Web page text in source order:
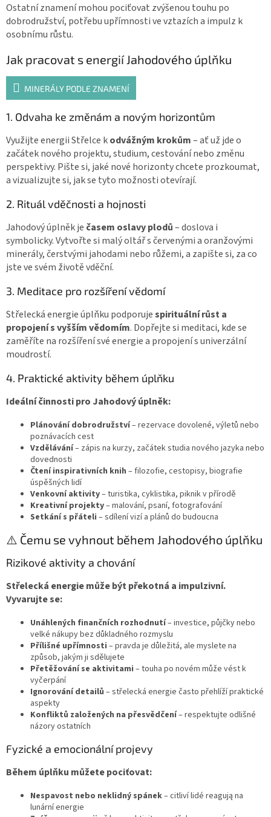
Ostatní znamení mohou pociťovat zvýšenou touhu po
dobrodružství, potřebu upřímnosti ve vztazích a impulz k
osobnímu růstu.
Jak pracovat s energií Jahodového úplňku
MINERÁLY PODLE ZNAMENÍ
1. Odvaha ke změnám a novým horizontům
Využijte energii Střelce kodvážným krokům– ať už jde o
začátek nového projektu, studium, cestování nebo změnu
perspektivy. Pište si, jaké nové horizonty chcete prozkoumat,
a vizualizujte si, jak se tyto možnosti otevírají.
2. Rituál vděčnosti a hojnosti
Jahodový úplněk je časem oslavy plodů– doslova i
symbolicky. Vytvořte si malý oltář s červenými a oranžovými
minerály, čerstvými jahodami nebo růžemi, a zapište si, za co
jste ve svém životě vděční.
3. Meditace pro rozšíření vědomí
Střelecká energie úplňku podporujespirituální růst a
propojení s vyšším vědomím. Dopřejte si meditaci, kde se
zaměříte na rozšíření své energie a propojení s univerzální
moudrostí.
4. Praktické aktivity během úplňku
Ideální činnosti pro Jahodový úplněk:
Plánování dobrodružství– rezervace dovolené, výletů nebo
poznávacích cest
Vzdělávání– zápis na kurzy, začátek studia nového jazyka nebo
dovednosti
Čtení inspirativních knih – filozofie, cestopisy, biografie
úspěšných lidí
Venkovní aktivity– turistika, cyklistika, piknik v přírodě
Kreativní projekty– malování, psaní, fotografování
Setkání s přáteli – sdílení vizí a plánů do budoucna
⚠️ Čemu se vyhnout během Jahodového úplňku
Rizikové aktivity a chování
Střelecká energie může být překotná a impulzivní.
Vyvarujte se:
Unáhlených finančních rozhodnutí– investice, půjčky nebo
velké nákupy bez důkladného rozmyslu
Přílišné upřímnosti – pravda je důležitá, ale myslete na
způsob, jakým ji sdělujete
Přetěžování se aktivitami – touha po novém může vést k
vyčerpání
Ignorování detailů – střelecká energie často přehlíží praktické
aspekty
Konfliktů založených na přesvědčení– respektujte odlišné
názory ostatních
Fyzické a emocionální projevy
Během úplňku můžete pociťovat:
Nespavost nebo neklidný spánek– citliví lidé reagują na
lunární energie